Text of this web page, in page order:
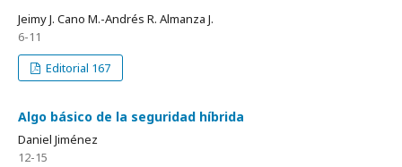
Jeimy J. Cano M.-Andrés R. Almanza J.
6-11
Editorial 167
Algo básico de la seguridad híbrida
Daniel Jiménez
12-15